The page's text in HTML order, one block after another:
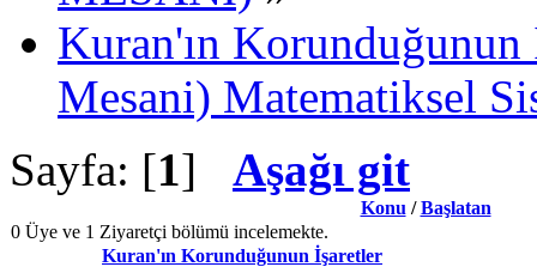
Kuran'ın
Mesani) Matematiksel
Sayfa: [1] Aşağı git
Konu /Başlatan
0 Üye ve 1 Ziyaretçi bölümü incelemekte.
Kuran'ın Korunduğunun İşaretler